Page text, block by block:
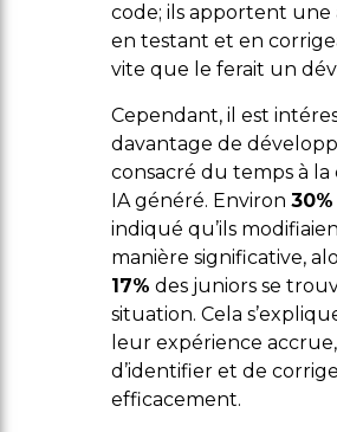
code; ils apportent une
en testant et en
vite que le ferait un
Cependant, il est
davantage de
consacré du temps à
IA généré. Environ 30%
indiqué qu’ils
manière significative,
17% des juniors se
situation. Cela
leur expérience
d’identifier et de
efficacement.